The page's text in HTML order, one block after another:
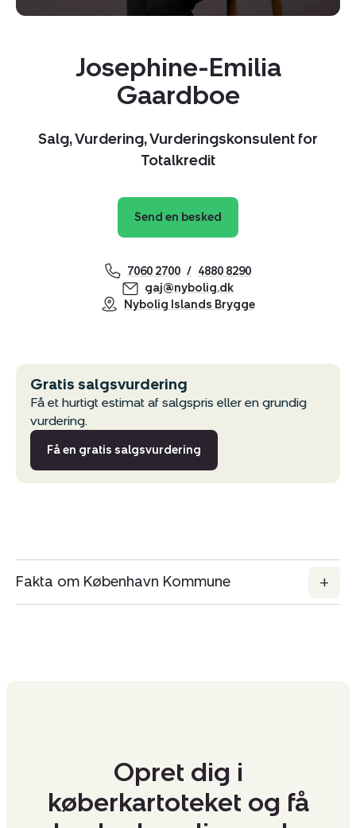
Josephine-Emilia
Gaardboe
Salg, Vurdering, Vurderingskonsulent for
Totalkredit
Send en besked
7060 2700
4880 8290
gaj@nybolig.dk
Nybolig Islands Brygge
Gratis salgsvurdering
Få et hurtigt estimat af salgspris eller en grundig
vurdering.
Få en gratis salgsvurdering
Fakta om København Kommune
Opret dig i
køberkartoteket og få
Del via mail